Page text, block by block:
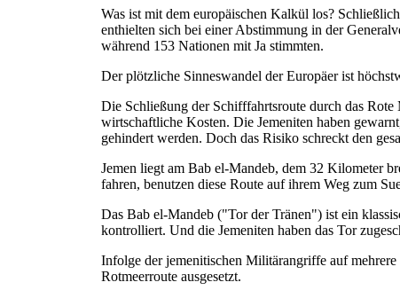
Was ist mit dem europäischen Kalkül los?
enthielten sich bei einer Abstimmung in der
während 153 Nationen mit Ja stimmten.
Der plötzliche Sinneswandel der Europäer ist
Die Schließung der Schifffahrtsroute durch das
wirtschaftliche Kosten. Die Jemeniten haben
gehindert werden. Doch das Risiko schreckt den
Jemen liegt am Bab el-Mandeb, dem 32 Kilometer
fahren, benutzen diese Route auf ihrem Weg zum
Das Bab el-Mandeb ("Tor der Tränen") ist ein
kontrolliert. Und die Jemeniten haben das Tor
Infolge der jemenitischen Militärangriffe auf
Rotmeerroute ausgesetzt.